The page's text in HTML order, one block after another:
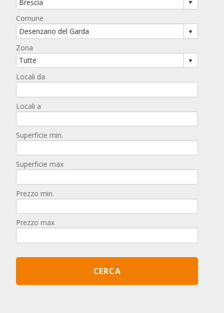
Comune
Zona
Locali da
Locali a
Superficie min.
Superficie max
Prezzo min.
Prezzo max